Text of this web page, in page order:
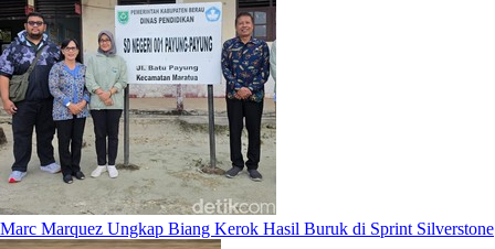
Marc Marquez Ungkap Biang Kerok Hasil Buruk di Sprint Silverstone